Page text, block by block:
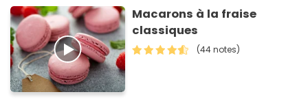
Macarons à la fraise
classiques
(44 notes)